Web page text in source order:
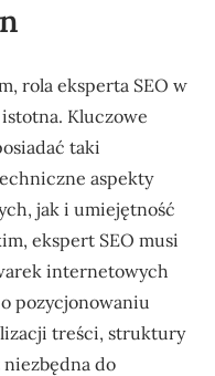
rola eksperta SEO w
Kluczowe
taki
aspekty
jak i umiejętność
ekspert SEO musi
internetowych
pozycjonowaniu
treści, struktury
do